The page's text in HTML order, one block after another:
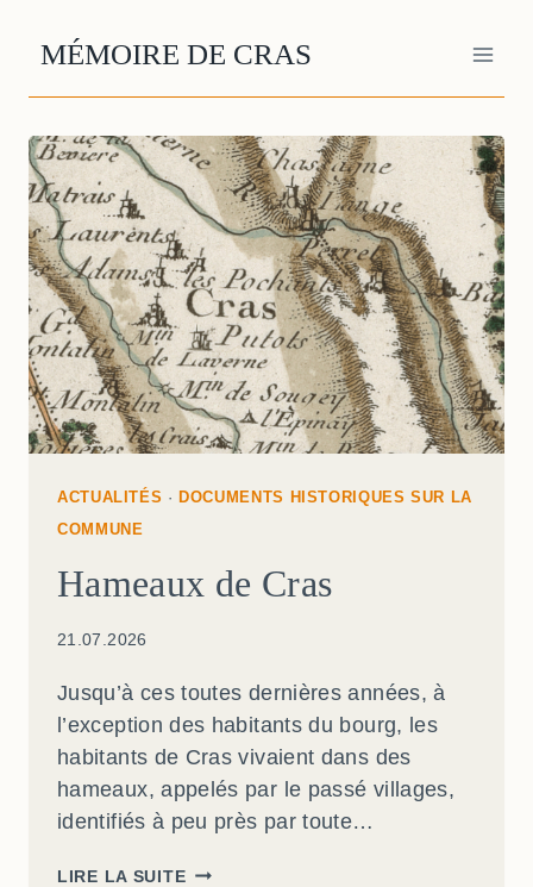
MÉMOIRE DE CRAS
ACTUALITÉS · DOCUMENTS HISTORIQUES SUR LA
COMMUNE
Hameaux de Cras
21.07.2026
Jusqu’à ces toutes dernières années, à
l’exception des habitants du bourg, les
habitants de Cras vivaient dans des
hameaux, appelés par le passé villages,
identifiés à peu près par toute…
LIRE LA SUITEHAMEAUX